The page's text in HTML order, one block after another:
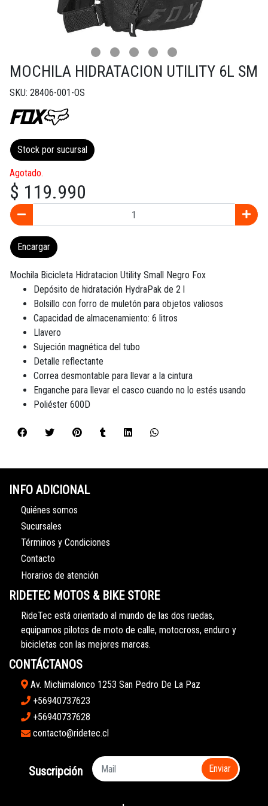
MOCHILA HIDRATACION UTILITY 6L SM
SKU: 28406-001-OS
Stock por sucursal
Agotado.
$ 119.990
Encargar
Mochila Bicicleta Hidratacion Utility Small Negro Fox
Depósito de hidratación HydraPak de 2 l
Bolsillo con forro de muletón para objetos valiosos
Capacidad de almacenamiento: 6 litros
Llavero
Sujeción magnética del tubo
Detalle reflectante
Correa desmontable para llevar a la cintura
Enganche para llevar el casco cuando no lo estés usando
Poliéster 600D
INFO ADICIONAL
Quiénes somos
Sucursales
Términos y Condiciones
Contacto
Horarios de atención
RIDETEC MOTOS & BIKE STORE
RideTec está orientado al mundo de las dos ruedas,
equipamos pilotos de moto de calle, motocross, enduro y
bicicletas con las mejores marcas.
CONTÁCTANOS
Av. Michimalonco 1253 San Pedro De La Paz
+56940737623
+56940737628
contacto@ridetec.cl
Suscripción Enviar